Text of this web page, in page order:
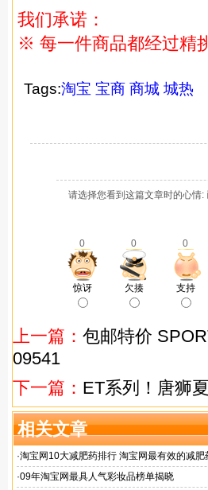
我们承诺：
※ 每一件商品都经过精
Tags:淘宝 宝商 商城 城热
请选择您看到这篇文章时的心情:
0 0 0
惊讶 欠揍 支持
上一篇： 包邮特价
09541
下一篇： ET系列！唐狮
相关文章
·淘宝网10大减肥药排行 淘宝网最有效的减肥
·09年淘宝网最具人气彩妆品榜单揭晓